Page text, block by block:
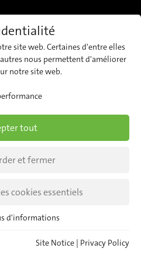
Téléchargements Caractéristiques
SE RENSEIGNER
site web. Certaines d'entre elles
nous permettent d'améliorer
notre site web.
tout
et fermer
cookies essentiels
pour les fonctions de
de garantir le bon
d'informations
Site Notice | Privacy Policy